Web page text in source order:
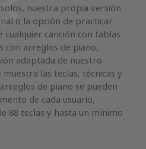
nuestra propia versión
o la opción de practicar
canción con tablas
con arreglos de piano,
adaptada de nuestro
las teclas, técnicas y
de piano se pueden
de cada usuario,
88 teclas y hasta un mínimo